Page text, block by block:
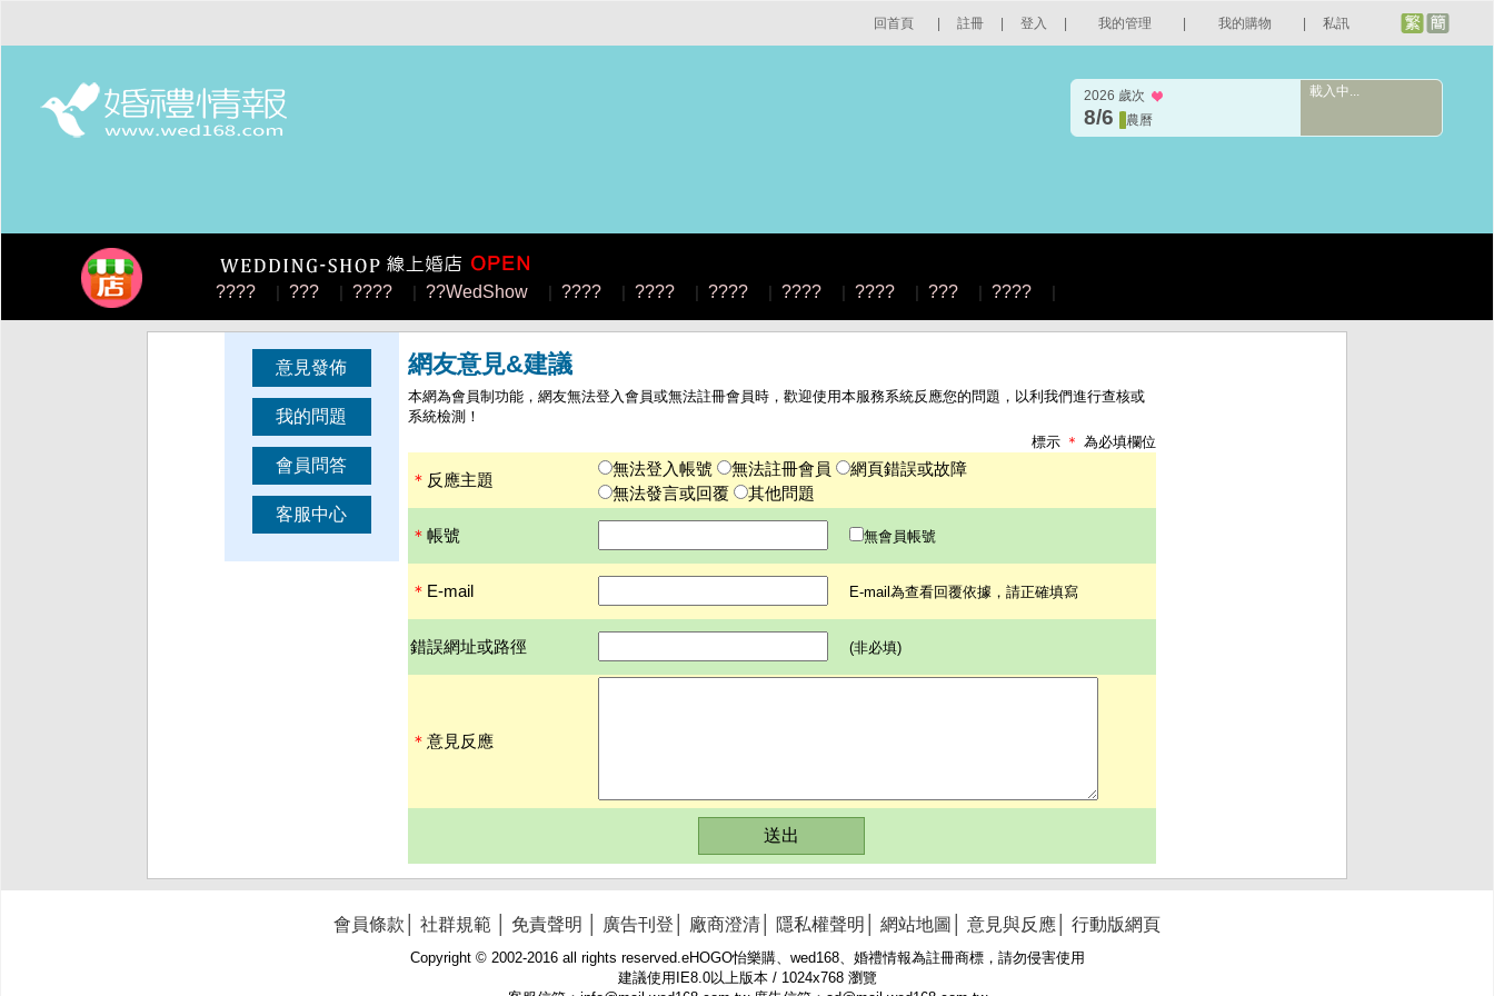
回首頁 註冊 登入 我的管理 我的購物 私訊
2026 歲次
8/6 農曆
載入中...
???? | ??? | ???? | ??WedShow | ???? | ???? | ???? | ???? | ???? | ??? | ???? |
意見發佈
我的問題
會員問答
客服中心
網友意見&建議
本網為會員制功能，網友無法登入會員或無法註冊會員時，歡迎使用本服務系統反應您的問題，以利我們進行查核或
系統檢測！
標示 ＊ 為必填欄位
＊ 反應主題
無法登入帳號 無法註冊會員
網頁錯誤或故障
無法發言或回覆
其他問題
＊ 帳號 無會員帳號
＊ E-mail E-mail為查看回覆依據，請正確填寫
錯誤網址或路徑 (非必填)
＊ 意見反應
會員條款 社群規範 免責聲明 廣告刊登 廠商澄清 隱私權聲明 網站地圖 意見與反應 行動版網頁
Copyright © 2002-2016 all rights reserved.eHOGO怡樂購、wed168、婚禮情報為註冊商標，請勿侵害使用
建議使用IE8.0以上版本 / 1024x768 瀏覽